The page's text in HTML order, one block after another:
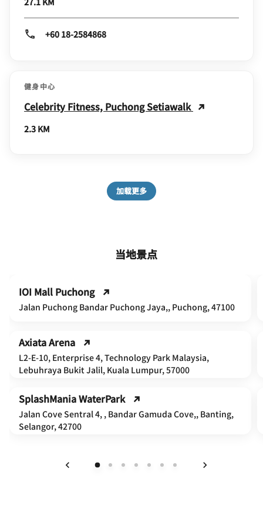
+60 18-2584868
健身中心
Celebrity Fitness, Puchong Setiawalk
2.3 KM
加载更多
当地景点
IOI Mall Puchong
Jalan Puchong Bandar Puchong Jaya,, Puchong, 47100
Axiata Arena
L2-E-10, Enterprise 4, Technology Park Malaysia,
Lebuhraya Bukit Jalil, Kuala Lumpur, 57000
SplashMania WaterPark
Jalan Cove Sentral 4, , Bandar Gamuda Cove,, Banting,
Selangor, 42700